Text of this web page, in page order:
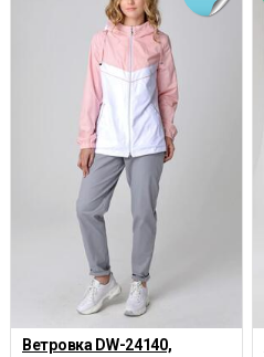
Ветровка DW-24140,